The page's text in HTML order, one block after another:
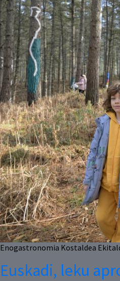
Enogastronomia Kostaldea
Euskadi, leku